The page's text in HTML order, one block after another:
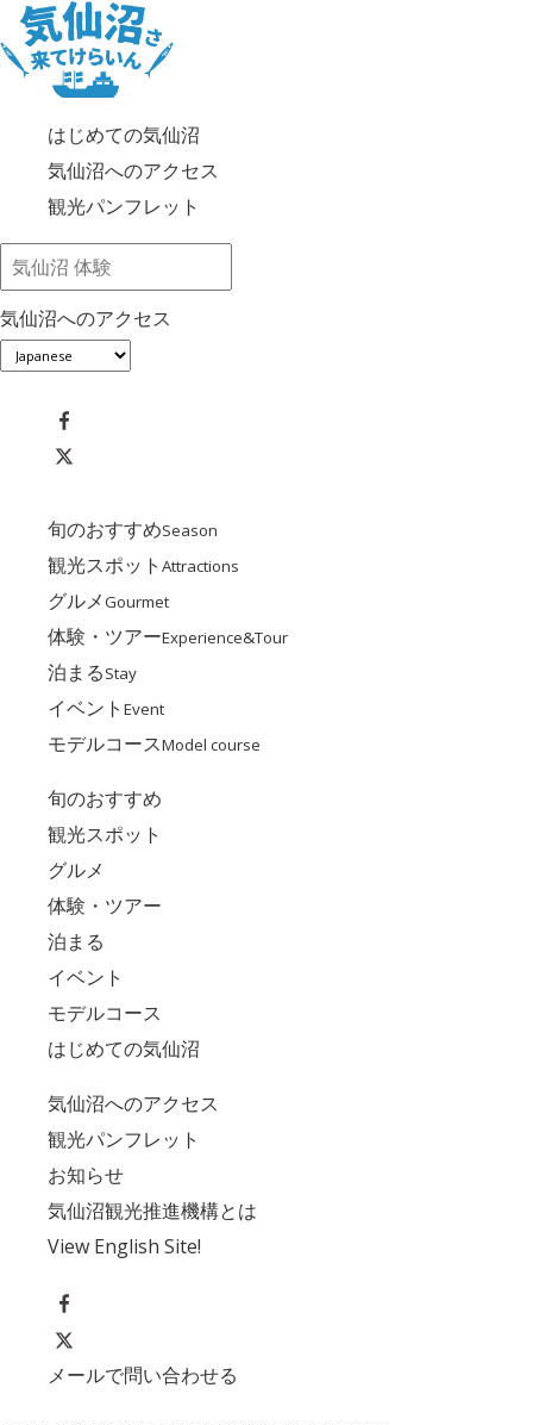
はじめての気仙沼
気仙沼へのアクセス
観光パンフレット
気仙沼へのアクセス
旬のおすすめSeason
観光スポット Attractions
グルメGourmet
体験・ツアーExperience&Tour
泊まるStay
イベント Event
モデルコースModel course
旬のおすすめ
観光スポット
グルメ
体験・ツアー
泊まる
イベント
モデルコース
はじめての気仙沼
気仙沼へのアクセス
観光パンフレット
お知らせ
気仙沼観光推進機構とは
View English Site!
メールで問い合わせる